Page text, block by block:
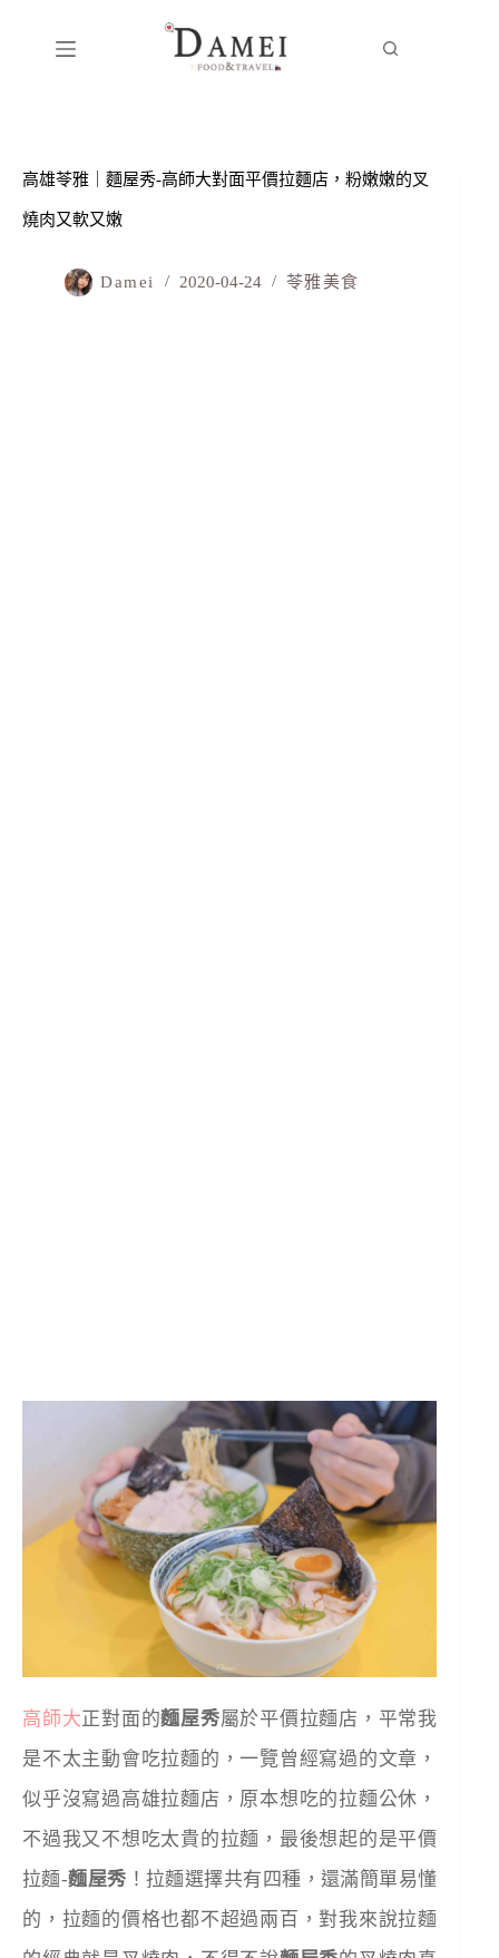
高雄苓雅｜ 麵屋秀 -高師大對面平價拉麵店，粉嫩嫩的叉
燒肉又軟又嫩
Damei 2020-04-24 苓雅美食
高師大正對面的麵屋秀屬於平價拉麵店，平常我
是不太主動會吃拉麵的，一覽曾經寫過的文章，
似乎沒寫過高雄拉麵店，原本想吃的拉麵公休，
不過我又不想吃太貴的拉麵，最後想起的是平價
拉麵-麵屋秀 ！拉麵選擇共有四種，還滿簡單易懂
的，拉麵的價格也都不超過兩百，對我來說拉麵